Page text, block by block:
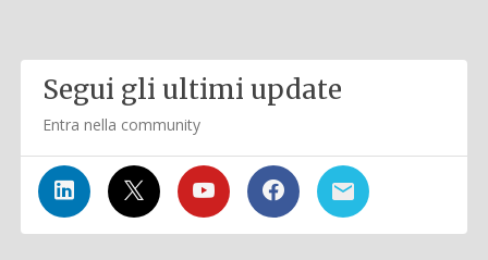
Segui gli ultimi update
Entra nella community